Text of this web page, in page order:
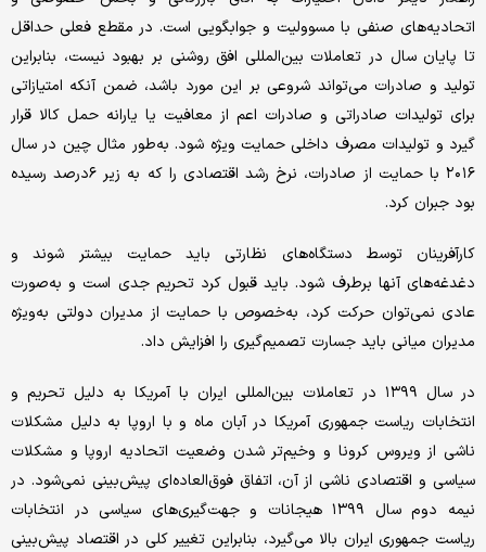
اتحادیه‌های صنفی با مسوولیت و جوابگویی است. در مقطع فعلی حداقل
تا پایان سال در تعاملات بین‌المللی افق روشنی بر بهبود نیست، بنابراین
تولید و صادرات می‌تواند شروعی بر این مورد باشد، ضمن آنکه امتیازاتی
برای تولیدات صادراتی و صادرات اعم از معافیت یا یارانه حمل کالا قرار
گیرد و تولیدات مصرف داخلی حمایت ویژه شود. به‌طور مثال چین در سال
٢٠١۶ با حمایت از صادرات، نرخ رشد اقتصادی را که به زیر ۶درصد رسیده
بود جبران کرد.
کارآفرینان توسط دستگاه‌های نظارتی باید حمایت بیشتر شوند و
دغدغه‌های آنها برطرف شود. باید قبول کرد تحریم جدی است و به‌صورت
عادی نمی‌توان حرکت کرد، به‌خصوص با حمایت از مدیران دولتی به‌ویژه
مدیران میانی باید جسارت تصمیم‌گیری را افزایش داد.
در سال ١٣٩٩ در تعاملات بین‌المللی ایران با آمریکا به دلیل تحریم و
انتخابات ریاست جمهوری آمریکا در آبان ماه و با اروپا به دلیل مشکلات
ناشی از ویروس کرونا و وخیم‌تر شدن وضعیت اتحادیه اروپا و مشکلات
سیاسی و اقتصادی ناشی از آن، اتفاق فوق‌العاده‌ای پیش‌بینی نمی‌شود. در
نیمه دوم سال ١٣٩٩ هیجانات و جهت‌گیری‌های سیاسی در انتخابات
ریاست جمهوری ایران بالا می‌گیرد، بنابراین تغییر کلی در اقتصاد پیش‌بینی